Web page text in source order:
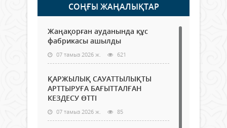
СОҢҒЫ ЖАҢАЛЫҚТАР
Жаңақорған ауданында құс
фабрикасы ашылды
07 тамыз 2026 ж. 621
ҚАРЖЫЛЫҚ САУАТТЫЛЫҚТЫ
АРТТЫРУҒА БАҒЫТТАЛҒАН
КЕЗДЕСУ ӨТТІ
07 тамыз 2026 ж. 85